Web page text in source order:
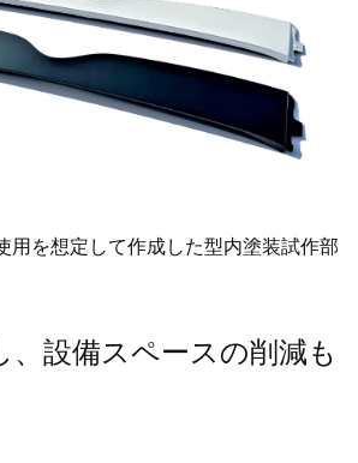
用を想定して作成した型内塗装試作部
、設備スペースの削減も